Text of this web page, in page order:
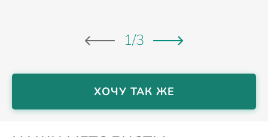
1/3
ХОЧУ ТАК ЖЕ